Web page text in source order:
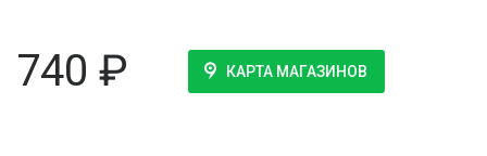
740 ₽ КАРТА МАГАЗИНОВ